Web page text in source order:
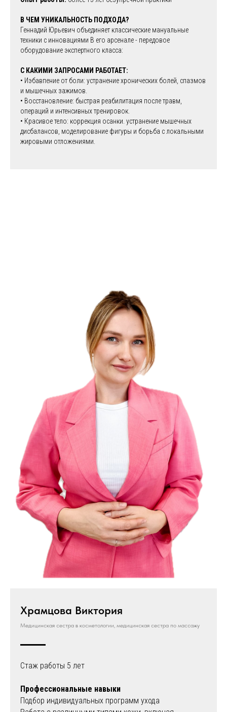
В ЧЕМ УНИКАЛЬНОСТЬ ПОДХОДА?
Геннадий Юрьевич объединяет классические мануальные
техники с инновациями В его арсенале - передовое
оборудование экспертного класса:
С КАКИМИ ЗАПРОСАМИ РАБОТАЕТ:
• Иэбавпение от боли: устранение хронических болей, спазмов
и мышечных зажимов.
• Восстановление: быстрая реабилитация после травм,
операций и интенсивных тренировок.
• Красивое тело: коррекция осанки. устранение мышечных
дисбалансов, моделирование фигуры и борьба с локальными
жировыми отложениями.
Храмцова Виктория
Медицинская сестра в косметологии, медицинская сестра по массажу
Стаж работы 5 лет
Профессиональные навыки
Подбор индивидуальных программ ухода